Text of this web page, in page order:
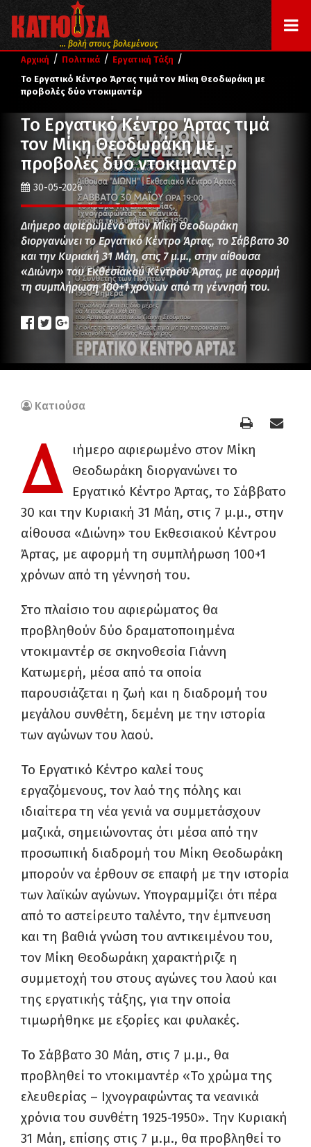
... βολή στους βολεμένους
Αρχική / Πολιτικά / Εργατική Τάξη /
Το Εργατικό Κέντρο Άρτας τιμά τον Μίκη Θεοδωράκη με
προβολές δύο ντοκιμαντέρ
Το Εργατικό Κέντρο Άρτας τιμά
τον Μίκη Θεοδωράκη με
προβολές δύο ντοκιμαντέρ
30-05-2026
Διήμερο αφιερωμένο στον Μίκη Θεοδωράκη
διοργανώνει το Εργατικό Κέντρο Άρτας, το Σάββατο 30
και την Κυριακή 31 Μάη, στις 7 μ.μ., στην αίθουσα
«Διώνη» του Εκθεσιακού Κέντρου Άρτας, με αφορμή
τη συμπλήρωση 100+1 χρόνων από τη γέννησή του.
Κατιούσα
Δ
ιήμερο αφιερωμένο στον Μίκη
Θεοδωράκη διοργανώνει το
Εργατικό Κέντρο Άρτας, το Σάββατο
30 και την Κυριακή 31 Μάη, στις 7 μ.μ., στην
αίθουσα «Διώνη» του Εκθεσιακού Κέντρου
Άρτας, με αφορμή τη συμπλήρωση 100+1
χρόνων από τη γέννησή του.
Στο πλαίσιο του αφιερώματος θα
προβληθούν δύο δραματοποιημένα
ντοκιμαντέρ σε σκηνοθεσία Γιάννη
Κατωμερή, μέσα από τα οποία
παρουσιάζεται η ζωή και η διαδρομή του
μεγάλου συνθέτη, δεμένη με την ιστορία
των αγώνων του λαού.
Το Εργατικό Κέντρο καλεί τους
εργαζόμενους, τον λαό της πόλης και
ιδιαίτερα τη νέα γενιά να συμμετάσχουν
μαζικά, σημειώνοντας ότι μέσα από την
προσωπική διαδρομή του Μίκη Θεοδωράκη
μπορούν να έρθουν σε επαφή με την ιστορία
των λαϊκών αγώνων. Υπογραμμίζει ότι πέρα
από το αστείρευτο ταλέντο, την έμπνευση
και τη βαθιά γνώση του αντικειμένου του,
τον Μίκη Θεοδωράκη χαρακτήριζε η
συμμετοχή του στους αγώνες του λαού και
της εργατικής τάξης, για την οποία
τιμωρήθηκε με εξορίες και φυλακές.
Το Σάββατο 30 Μάη, στις 7 μ.μ., θα
προβληθεί το ντοκιμαντέρ «Το χρώμα της
ελευθερίας – Ιχνογραφώντας τα νεανικά
χρόνια του συνθέτη 1925-1950». Την Κυριακή
31 Μάη, επίσης στις 7 μ.μ., θα προβληθεί το